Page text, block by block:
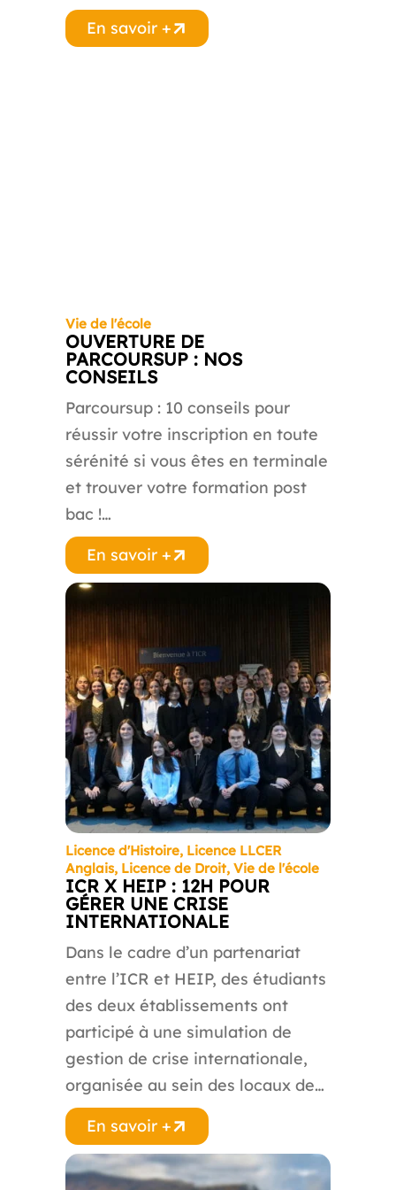
En savoir +
Vie de l'école
OUVERTURE DE
PARCOURSUP : NOS
CONSEILS
Parcoursup : 10 conseils pour
réussir votre inscription en toute
sérénité si vous êtes en terminale
et trouver votre formation post
bac !…
En savoir +
Licence d'Histoire, Licence LLCER
Anglais, Licence de Droit, Vie de l'école
ICR X HEIP : 12H POUR
GÉRER UNE CRISE
INTERNATIONALE
Dans le cadre d’un partenariat
entre l’ICR et HEIP, des étudiants
des deux établissements ont
participé à une simulation de
gestion de crise internationale,
organisée au sein des locaux de…
En savoir +